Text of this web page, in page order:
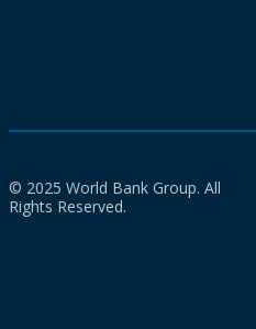
© 2025 World Bank Group. All
Rights Reserved.